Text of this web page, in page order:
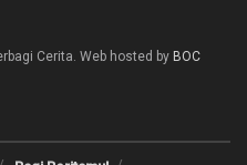
Cerita. Web hosted by BOC